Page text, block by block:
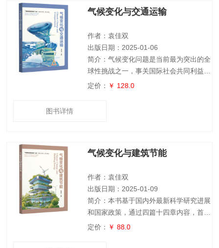
文明的重要途径，是我国贯彻新发展理
在提升读者们对气候变化的认识，提高公
众的节能减排意
气候变化与交通运输
作者：袁佳双
出版日期：2025-01-06
简介：气候变化问题是当前最为突出的全
球性挑战之一，事关国际社会共同利益和
人类社会可持续发展进程。交通运输领域
安全、气候变化与交通运输风险、交通运
例几部分。本书旨在更好地提升我国公众
及社会各界
定价： ￥ 128.0
图书详情
气候变化与建筑节能
作者：袁佳双
出版日期：2025-01-09
简介：本书基于国内外最新科学研究进展
和国家政策，通过四篇十四章内容，首先
介绍了前所未有的气候变化，以及建筑碳
定价： ￥ 88.0